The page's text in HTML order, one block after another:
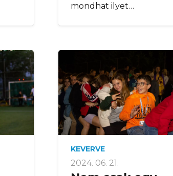
mondhat ilyet…
KEVERVE
2024. 06. 21.